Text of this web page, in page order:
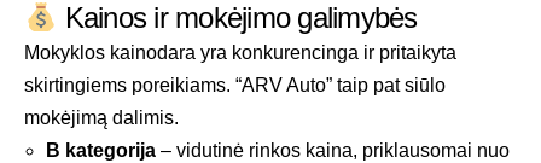
Kainos ir mokėjimo galimybės
Mokyklos kainodara yra konkurencinga ir pritaikyta
skirtingiems poreikiams. “ARV Auto” taip pat siūlo
mokėjimą dalimis.
B kategorija – vidutinė rinkos kaina, priklausomai nuo